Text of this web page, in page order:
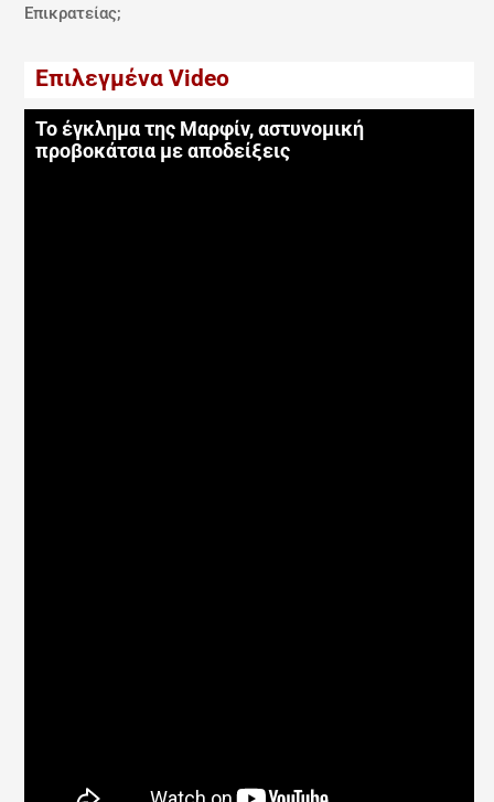
Επικρατείας;
Επιλεγμένα Video
Το έγκλημα της Μαρφίν, αστυνομική
προβοκάτσια με αποδείξεις